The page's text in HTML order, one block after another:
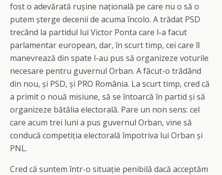
fost o adevărată rușine națională pe care nu o să o
putem șterge decenii de acuma încolo. A trădat PSD
trecând la partidul lui Victor Ponta care l-a facut
parlamentar european, dar, în scurt timp, cei care îl
manevrează din spate l-au pus să organizeze voturile
necesare pentru guvernul Orban. A făcut-o trădând
din nou, și PSD, și PRO România. La scurt timp, cred că
a primit o nouă misiune, să se întoarcă în partid și să
organizeze bătălia electorală. Pare un non sens: cel
care acum trei luni a pus guvernul Orban, vine să
conducă competiția electorală împotriva lui Orban și
PNL.
Cred că suntem într-o situație penibilă dacă acceptăm